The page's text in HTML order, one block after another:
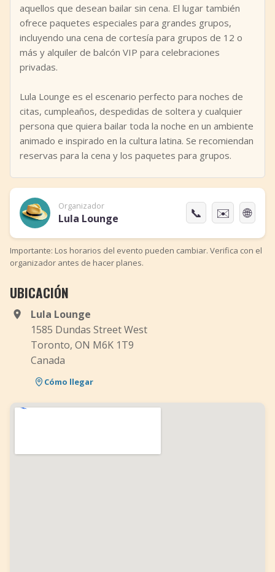
aquellos que desean bailar sin cena. El lugar también
ofrece paquetes especiales para grandes grupos,
incluyendo una cena de cortesía para grupos de 12 o
más y alquiler de balcón VIP para celebraciones
privadas.
Lula Lounge es el escenario perfecto para noches de
citas, cumpleaños, despedidas de soltera y cualquier
persona que quiera bailar toda la noche en un ambiente
animado e inspirado en la cultura latina. Se recomiendan
reservas para la cena y los paquetes para grupos.
Organizador
Lula Lounge 📞 ✉️ 🌐
Importante: Los horarios del evento pueden cambiar. Verifica con el
organizador antes de hacer planes.
UBICACIÓN
Lula Lounge
1585 Dundas Street West
Toronto, ON M6K 1T9
Canada
Cómo llegar